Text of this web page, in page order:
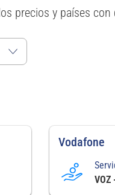
precios y países
Vodafone
VOZ